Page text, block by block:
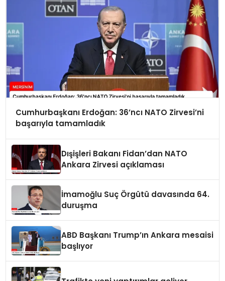
Cumhurbaşkanı Erdoğan: 36’ncı NATO Zirvesi’ni
başarıyla tamamladık
Dışişleri Bakanı Fidan’dan NATO
Ankara Zirvesi açıklaması
İmamoğlu Suç Örgütü davasında 64.
duruşma
ABD Başkanı Trump’ın Ankara mesaisi
başlıyor